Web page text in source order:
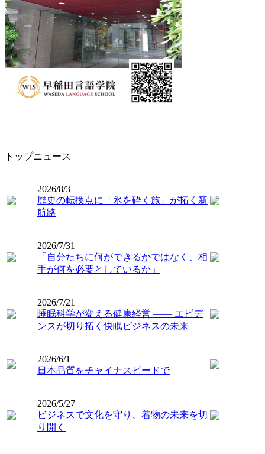
トップニュース
2026/8/3
歴史の転換点に「氷を砕く旅」が拓く新
航路
2026/7/31
「自分たちに何ができるかではなく、相
手が何を必要としているか」
2026/7/21
睡眠科学が変える健康経営 ―― エビデ
ンスが切り拓く快眠ビジネスの未来
2026/6/1
日本品質をチャイナスピードで
2026/5/27
ビジネスで文化を守り、着物の未来を切
り開く